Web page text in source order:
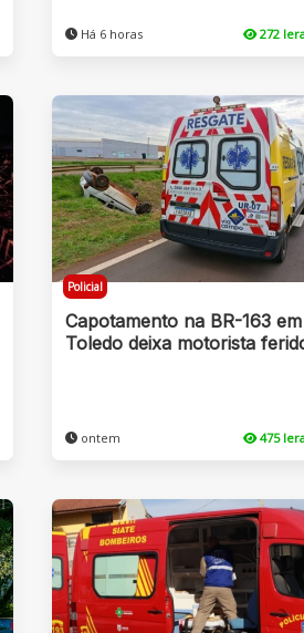
Há 6 horas 272
Policial
Capotamento na BR-163 em
Toledo deixa motorista
ontem 475